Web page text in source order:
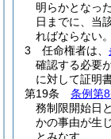
明らかとなっ
日までに、当
ればならない。
3
任命権者は、
確認する必要
に対して証明
第19条
条例第
務制限開始日
かの事由が生